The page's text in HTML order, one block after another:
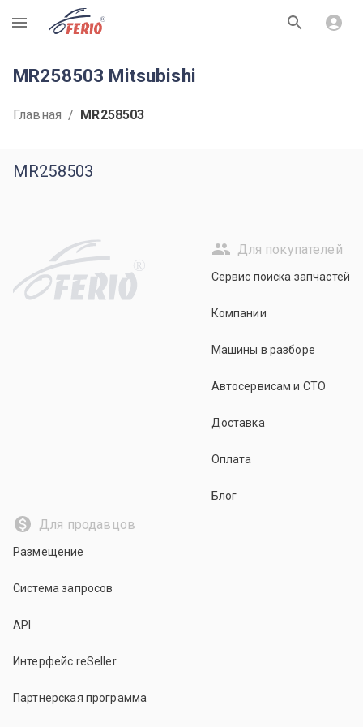
R
MR258503 Mitsubishi
Главная / MR258503
MR258503
R
Для покупателей
Сервис поиска запчастей
Компании
Машины в разборе
Автосервисам и СТО
Доставка
Оплата
Блог
Для продавцов
Размещение
Система запросов
API
Интерфейс reSeller
Партнерская программа